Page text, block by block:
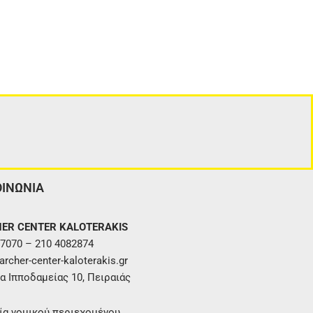
CENTER KALOTERAKIS
– 210 4082874
center-kaloterakis.gr
Ιπποδαμείας 10, Πειραιάς